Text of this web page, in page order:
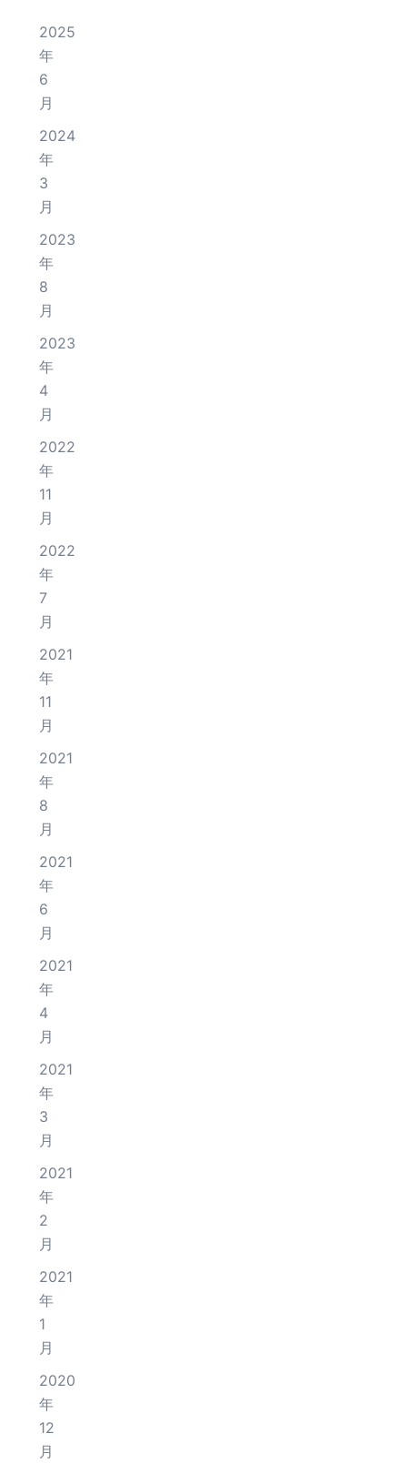
2025
年
6
月
2024
年
3
月
2023
年
8
月
2023
年
4
月
2022
年
11
月
2022
年
7
月
2021
年
11
月
2021
年
8
月
2021
年
6
月
2021
年
4
月
2021
年
3
月
2021
年
2
月
2021
年
1
月
2020
年
12
月